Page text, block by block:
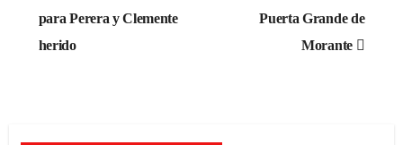
de
entradas
para Perera y Clemente
herido
Puerta Grande de
Morante